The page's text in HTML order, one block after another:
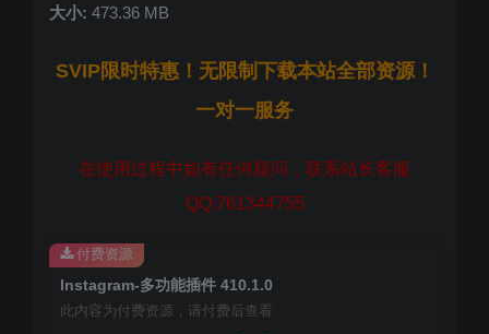
大小: 473.36 MB
SVIP限时特惠！无限制下载本站全部资源！
一对一服务
在使用过程中如有任何疑问，联系站长客服
QQ:761344755
Instagram-多功能插件 410.1.0
此内容为付费资源，请付费后查看
付费资源